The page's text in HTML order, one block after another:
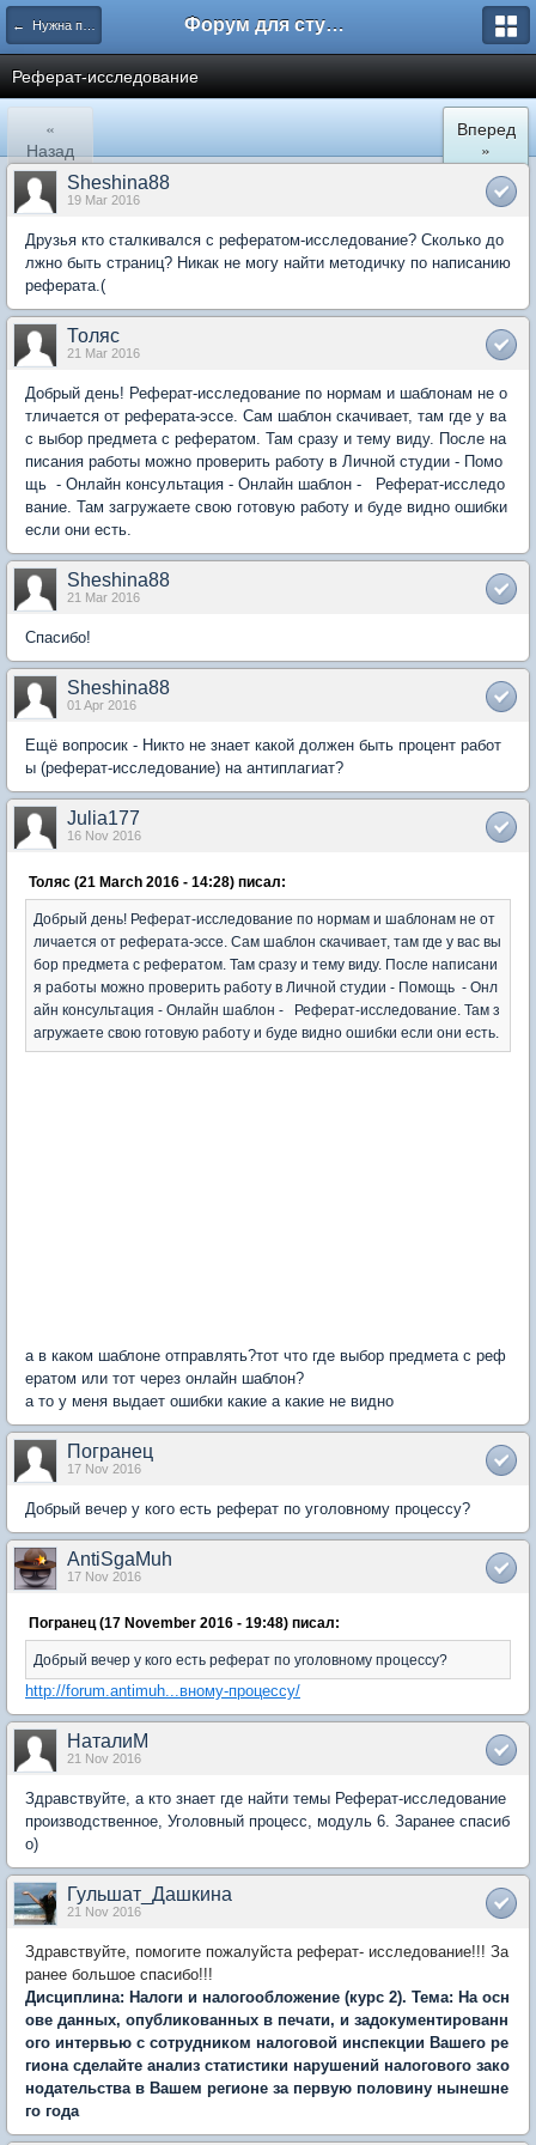
← Нужна помощь Форум для студента СГА
Реферат-исследование
«
Назад
Вперед
»
Sheshina88
19 Mar 2016
Друзья кто сталкивался с рефератом-исследование? Сколько до
лжно быть страниц? Никак не могу найти методичку по написанию
реферата.(
Толяс
21 Mar 2016
Добрый день! Реферат-исследование по нормам и шаблонам не о
тличается от реферата-эссе. Сам шаблон скачивает, там где у ва
с выбор предмета с рефератом. Там сразу и тему виду. После на
писания работы можно проверить работу в Личной студии - Помо
щь - Онлайн консультация - Онлайн шаблон - Реферат-исследо
вание. Там загружаете свою готовую работу и буде видно ошибки
если они есть.
Sheshina88
21 Mar 2016
Спасибо!
Sheshina88
01 Apr 2016
Ещё вопросик - Никто не знает какой должен быть процент работ
ы (реферат-исследование) на антиплагиат?
Julia177
16 Nov 2016
Толяс (21 March 2016 - 14:28) писал:
Добрый день! Реферат-исследование по нормам и шаблонам не от
личается от реферата-эссе. Сам шаблон скачивает, там где у вас вы
бор предмета с рефератом. Там сразу и тему виду. После написани
я работы можно проверить работу в Личной студии - Помощь - Онл
айн консультация - Онлайн шаблон - Реферат-исследование. Там з
агружаете свою готовую работу и буде видно ошибки если они есть.
а в каком шаблоне отправлять?тот что где выбор предмета с реф
ератом или тот через онлайн шаблон?
а то у меня выдает ошибки какие а какие не видно
Погранец
17 Nov 2016
Добрый вечер у кого есть реферат по уголовному процессу?
AntiSgaMuh
17 Nov 2016
Погранец (17 November 2016 - 19:48) писал:
Добрый вечер у кого есть реферат по уголовному процессу?
http://forum.antimuh...вному-процессу/
НаталиМ
21 Nov 2016
Здравствуйте, а кто знает где найти темы Реферат-исследование
производственное, Уголовный процесс, модуль 6. Заранее спасиб
о)
Гульшат_Дашкина
21 Nov 2016
Здравствуйте, помогите пожалуйста реферат- исследование!!! За
ранее большое спасибо!!!
Дисциплина: Налоги и налогообложение (курс 2). Тема: На осн
ове данных, опубликованных в печати, и задокументированн
ого интервью с сотрудником налоговой инспекции Вашего ре
гиона сделайте анализ статистики нарушений налогового зако
нодательства в Вашем регионе за первую половину нынешне
го года